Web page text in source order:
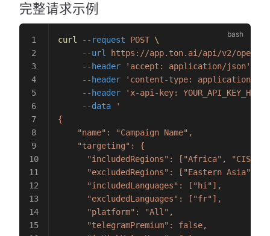
完整请求示例
curl --request POST \
     --url
https://app.ton.ai/api/v2/
     --header
'accept: application/json'
     --header
'content-type: application/
     --header
'x-api-key: YOUR_API_KEY_HERE'
     --data
'
{
    "name": "Campaign Name",
    "targeting": {
      "includedRegions": ["Africa", "CIS"],
"excludedRegions": ["Eastern Asia",
      "includedLanguages": ["hi"],
      "excludedLanguages": ["fr"],
      "platform": "All",
      "telegramPremium": false,